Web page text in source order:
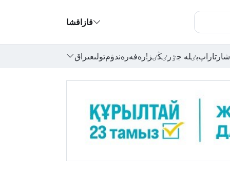
قازاقشا
شارتاراپبٸلە جٷرٸڭٸز!رەفەرەندۋمتولىعىراق